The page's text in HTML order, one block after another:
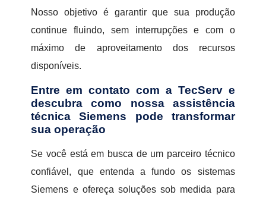
Nosso objetivo é garantir que sua produção
continue fluindo, sem interrupções e com o
máximo de aproveitamento dos recursos
disponíveis.
Entre em contato com a TecServ e
descubra como nossa assistência
técnica Siemens pode transformar
sua operação
Se você está em busca de um parceiro técnico
confiável, que entenda a fundo os sistemas
Siemens e ofereça soluções sob medida para